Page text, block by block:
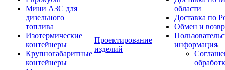
Мини АЗС для
дизельного
топлива
Изотермические
контейнеры
Крупногабаритные
контейнеры
Проектирование
изделий
области
Доставка по
Обмен и
информация